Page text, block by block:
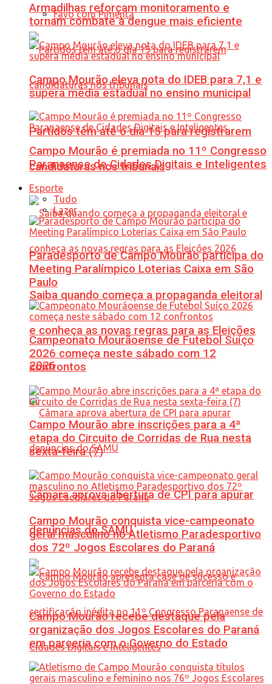
Favo com Pimenta
Partidos têm até o dia 15 para registrarem
candidaturas nos tribunais
Saiba quando começa a propaganda eleitoral
e conheça as novas regras para as Eleições
2026
Câmara aprova abertura de CPI para apurar
denúncias do SAMU
Armadilhas reforçam monitoramento e
tornam combate à dengue mais eficiente
Campo Mourão eleva nota do IDEB para 7,1 e
supera média estadual no ensino municipal
Campo Mourão é premiada no 11º Congresso
Paranaense de Cidades Digitais e Inteligentes
Esporte
Tudo
Lazer
Paradesporto de Campo Mourão participa do
Meeting Paralímpico Loterias Caixa em São
Paulo
Campeonato Mourãoense de Futebol Suíço
2026 começa neste sábado com 12
confrontos
Campo Mourão abre inscrições para a 4ª
etapa do Circuito de Corridas de Rua nesta
sexta-feira (7)
Campo Mourão conquista vice-campeonato
geral masculino no Atletismo Paradesportivo
dos 72º Jogos Escolares do Paraná
Campo Mourão recebe destaque pela
organização dos Jogos Escolares do Paraná
em parceria com o Governo do Estado